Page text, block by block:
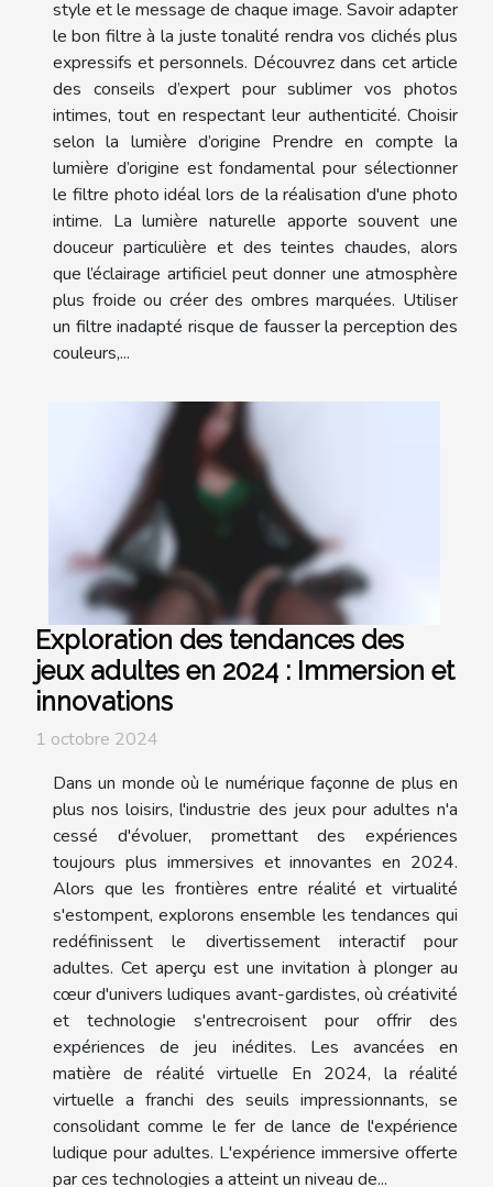
style et le message de chaque image. Savoir adapter
le bon filtre à la juste tonalité rendra vos clichés plus
expressifs et personnels. Découvrez dans cet article
des conseils d’expert pour sublimer vos photos
intimes, tout en respectant leur authenticité. Choisir
selon la lumière d’origine Prendre en compte la
lumière d’origine est fondamental pour sélectionner
le filtre photo idéal lors de la réalisation d'une photo
intime. La lumière naturelle apporte souvent une
douceur particulière et des teintes chaudes, alors
que l’éclairage artificiel peut donner une atmosphère
plus froide ou créer des ombres marquées. Utiliser
un filtre inadapté risque de fausser la perception des
couleurs,...
Exploration des tendances des
jeux adultes en 2024 : Immersion et
innovations
1 octobre 2024
Dans un monde où le numérique façonne de plus en
plus nos loisirs, l'industrie des jeux pour adultes n'a
cessé d'évoluer, promettant des expériences
toujours plus immersives et innovantes en 2024.
Alors que les frontières entre réalité et virtualité
s'estompent, explorons ensemble les tendances qui
redéfinissent le divertissement interactif pour
adultes. Cet aperçu est une invitation à plonger au
cœur d'univers ludiques avant-gardistes, où créativité
et technologie s'entrecroisent pour offrir des
expériences de jeu inédites. Les avancées en
matière de réalité virtuelle En 2024, la réalité
virtuelle a franchi des seuils impressionnants, se
consolidant comme le fer de lance de l'expérience
ludique pour adultes. L'expérience immersive offerte
par ces technologies a atteint un niveau de...